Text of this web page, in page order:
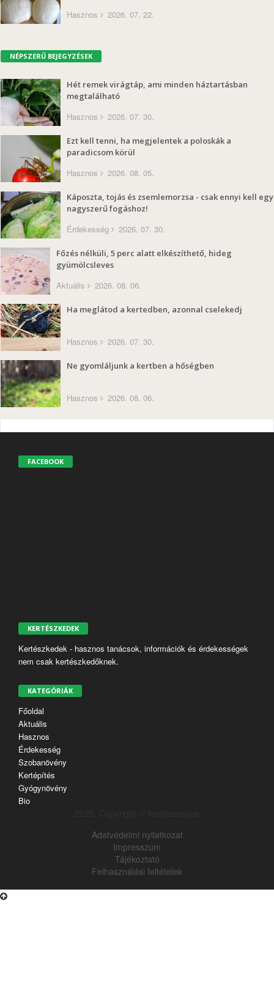
Hasznos 2026. 07. 22.
NÉPSZERŰ BEJEGYZÉSEK
Hét remek virágtáp, ami minden háztartásban
megtalálható
Hasznos 2026. 07. 30.
Ezt kell tenni, ha megjelentek a poloskák a
paradicsom körül
Hasznos 2026. 08. 05.
Káposzta, tojás és zsemlemorzsa - csak ennyi kell egy
nagyszerű fogáshoz!
Érdekesség 2026. 07. 30.
Főzés nélküli, 5 perc alatt elkészíthető, hideg
gyümölcsleves
Aktuális 2026. 08. 06.
Ha meglátod a kertedben, azonnal cselekedj
Hasznos 2026. 07. 30.
Ne gyomláljunk a kertben a hőségben
Hasznos 2026. 08. 06.
FACEBOOK
KERTÉSZKEDEK
Kertészkedek - hasznos tanácsok, információk és érdekességek
nem csak kertészkedőknek.
KATEGÓRIÁK
Főoldal
Aktuális
Hasznos
Érdekesség
Szobanövény
Kertépítés
Gyógynövény
Bio
Adatvédelmi nyilatkozat
Impresszum
Tájékoztató
Felhasználási feltételek